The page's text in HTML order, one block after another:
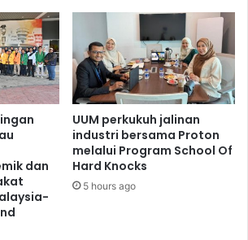
dan
UUM perkukuh jalinan
industri bersama Proton
melalui Program School Of
Hard Knocks
5 hours ago